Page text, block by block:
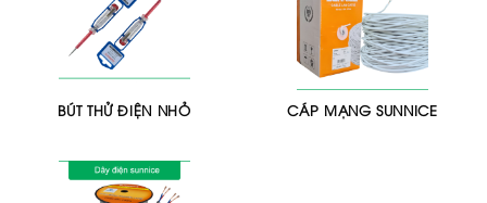
BÚT THỬ ĐIỆN NHỎ CÁP MẠNG SUNNICE